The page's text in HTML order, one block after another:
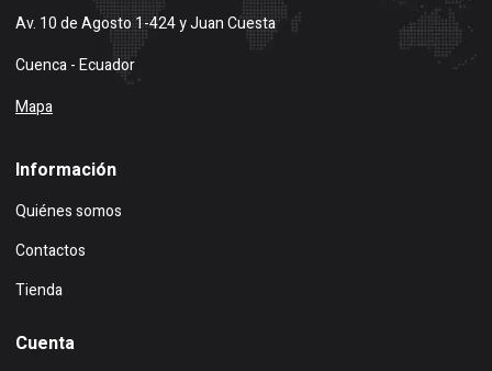
Av. 10 de Agosto 1-424 y Juan Cuesta
Cuenca - Ecuador
Mapa
Información
Quiénes somos
Contactos
Tienda
Cuenta